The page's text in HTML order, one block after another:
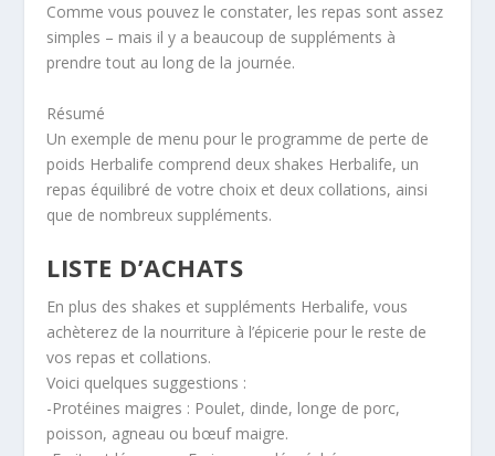
Comme vous pouvez le constater, les repas sont assez
simples – mais il y a beaucoup de suppléments à
prendre tout au long de la journée.
Résumé
Un exemple de menu pour le programme de perte de
poids Herbalife comprend deux shakes Herbalife, un
repas équilibré de votre choix et deux collations, ainsi
que de nombreux suppléments.
LISTE D’ACHATS
En plus des shakes et suppléments Herbalife, vous
achèterez de la nourriture à l’épicerie pour le reste de
vos repas et collations.
Voici quelques suggestions :
-Protéines maigres : Poulet, dinde, longe de porc,
poisson, agneau ou bœuf maigre.